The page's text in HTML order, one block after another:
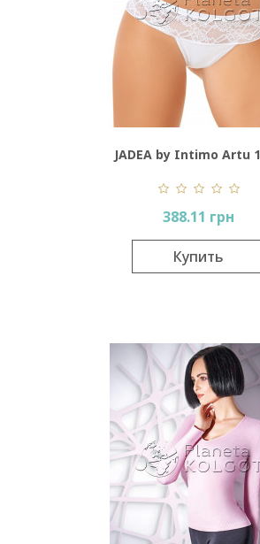
JADEA by Intimo Artu
388.11 грн
Купить